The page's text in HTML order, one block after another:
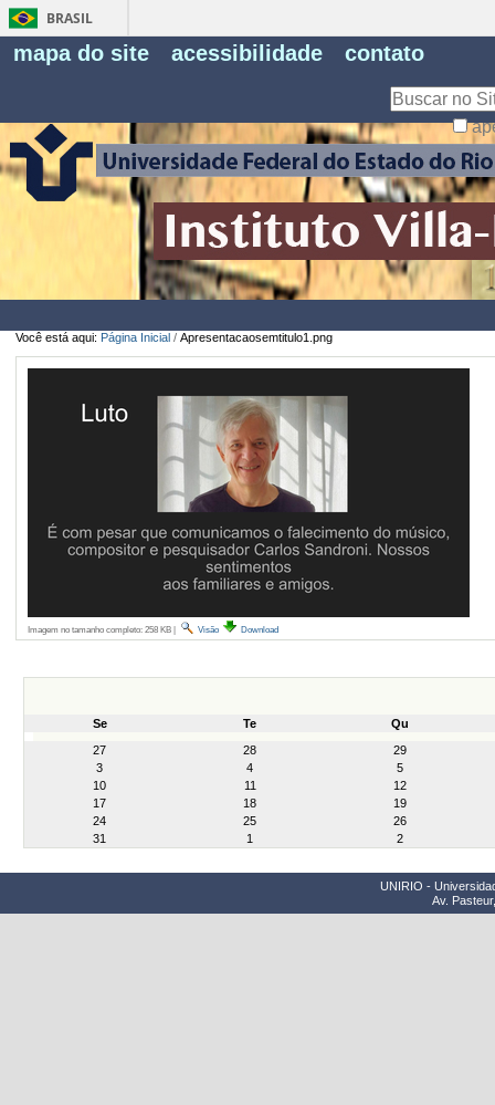
BRASIL
mapa do site acessibilidade contato
Você está aqui: Página Inicial / Apresentacaosemtitulo1.png
Imagem no tamanho completo: 258 KB| Visão Download
Se Te
Qu
27
28
29
3
4
5
10
11
12
17
18
19
24
25
26
31
1 2
UNIRIO -
Av.